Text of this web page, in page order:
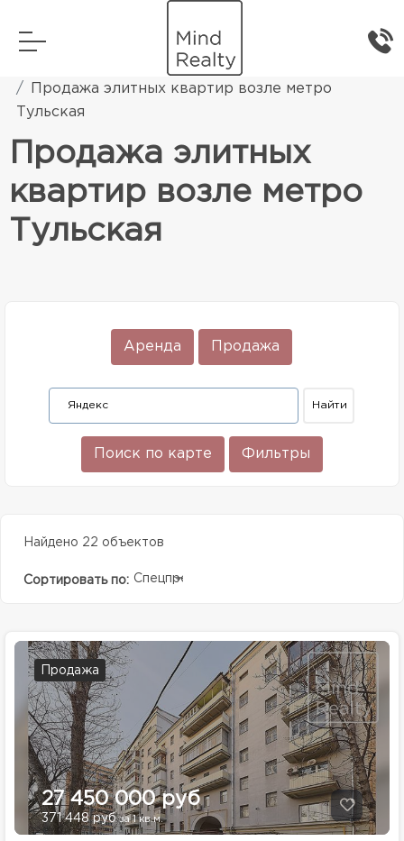
Элитная жилая недвижимость
Продажа элитных квартир возле метро
Тульская
Продажа элитных
квартир возле метро
Тульская
Аренда Продажа
Поиск по карте Фильтры
Найдено 22 объектов
Сортировать по: Спецпредолжение
Продажа
27 450 000 руб
371 448 рубза 1 кв.м.